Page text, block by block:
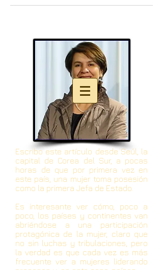
Escribo este artículo desde Seúl, la
capital de Corea del Sur, a pocas
horas de que por primera vez en
este país, una mujer toma posesión
como la primera Jefa de Estado.
Es interesante ver cómo, poco a
poco, los países y continentes van
abriéndose a una participación
protagónica de la mujer, claro que
no sin luchas y tribulaciones, pero
la verdad es que cada vez es más
frecuente ver a mujeres liderando